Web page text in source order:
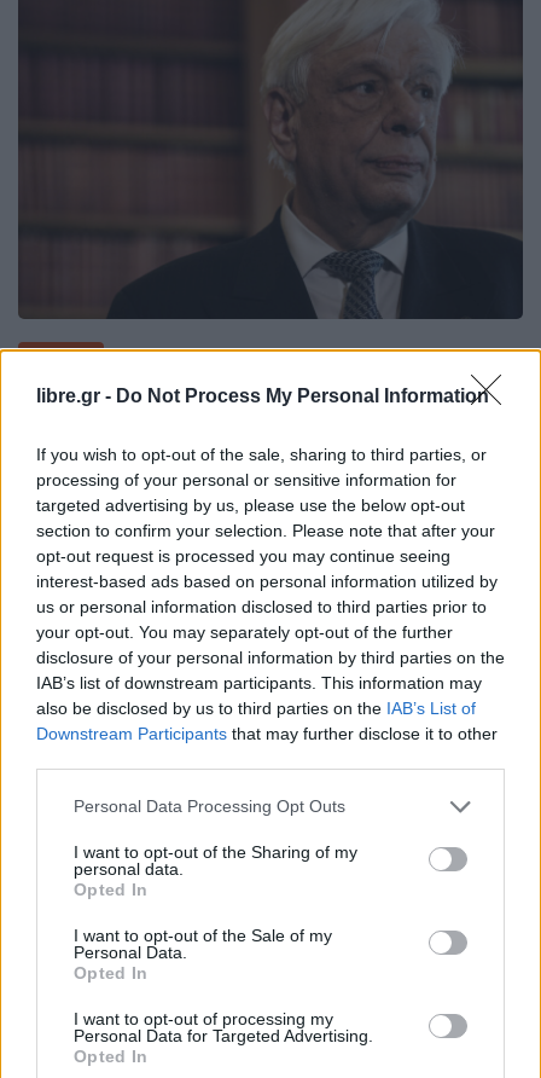
libre.gr - Do Not Process My Personal Information
If you wish to opt-out of the sale, sharing to third parties, or
processing of your personal or sensitive information for
targeted advertising by us, please use the below opt-out
section to confirm your selection. Please note that after your
opt-out request is processed you may continue seeing
interest-based ads based on personal information utilized by
us or personal information disclosed to third parties prior to
your opt-out. You may separately opt-out of the further
disclosure of your personal information by third parties on the
IAB’s list of downstream participants. This information may
also be disclosed by us to third parties on the IAB’s List of
Downstream Participants that may further disclose it to other
Personal Data Processing Opt Outs
I want to opt-out of the Sharing of my
personal data.
Opted In
I want to opt-out of the Sale of my
Personal Data.
Opted In
I want to opt-out of processing my
Personal Data for Targeted Advertising.
Opted In
ΠΟΛΙΤΙΚΉ
Προκόπης Παυλόπουλος: Η Ελλάδα
Η Συντακτική ομάδα του Libre
19 Νοεμβρίου, 2023
Στην εκδήλωση του Παγκαρπαθιακού Εορτασμού
για την 79η Επέτειο της Επανάστασης και
Απελευθέρωσης της Καρπάθου μίλησε ο τέως
Πρόεδρος της Δημοκρατίας Προκόπη
Παυλόπουλος. Σε ομιλία του, κατά την εκδήλωση
του Παγκαρπαθιακού Εορτασμού για την 79η
Καρπάθου την 5η Οκτωβρίου του 1944 που
οργάνωσε ο «Σύλλογος Απανταχού Καρπαθίων»,
με θέμα […]